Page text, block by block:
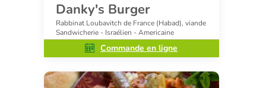
Danky's Burger
Rabbinat Loubavitch de France (Habad), viande
Sandwicherie - Israélien - Americaine
Commande en ligne